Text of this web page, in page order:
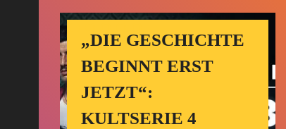
„DIE GESCHICHTE
BEGINNT ERST
JETZT“:
KULTSERIE 4